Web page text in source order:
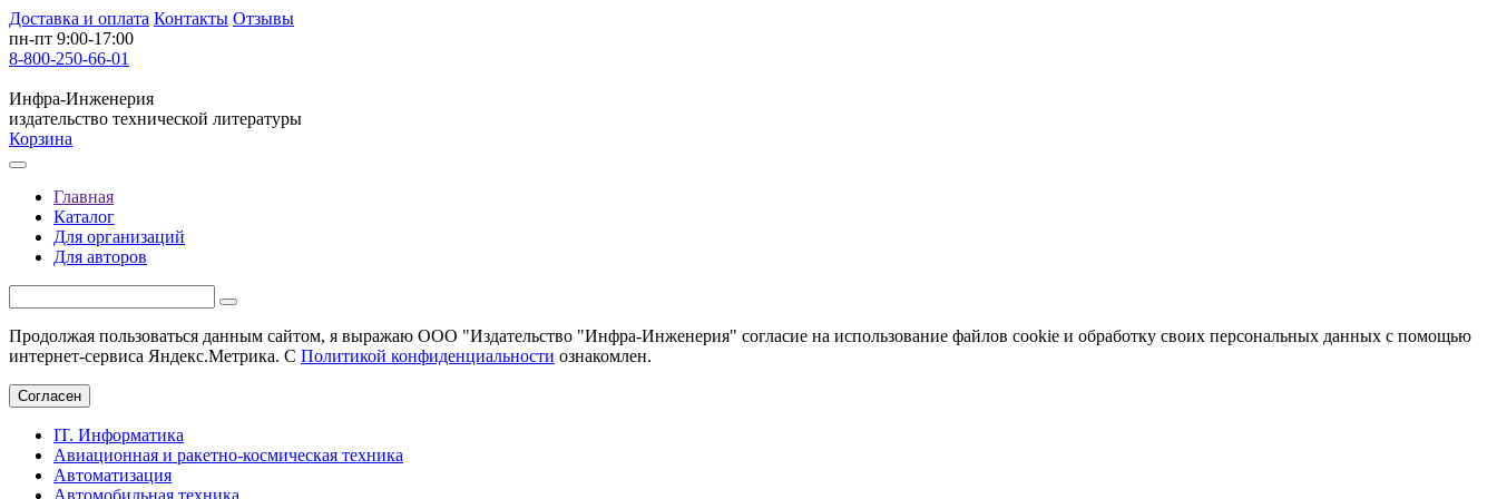
Доставка и оплата Контакты Отзывы
пн-пт 9:00-17:00
8-800-250-66-01
Инфра-Инженерия
издательство технической литературы
Корзина
Главная
Каталог
Для организаций
Для авторов
Продолжая пользоваться данным сайтом, я выражаю ООО "Издательство "Инфра-Инженерия" согласие на использование файлов cookie и обработку своих персональных данных с помощью
интернет-сервиса Яндекс.Метрика. С Политикой конфиденциальности ознакомлен.
Согласен
IT. Информатика
Авиационная и ракетно-космическая техника
Автоматизация
Автомобильная техника